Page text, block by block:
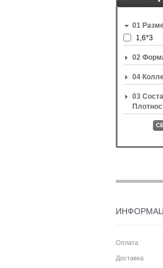
01
1,6*3
02
04
03
Оплата
Доставка